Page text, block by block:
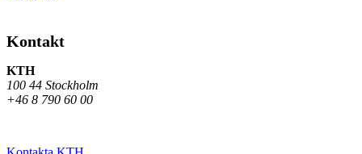
Kontakt
KTH
100 44 Stockholm
+46 8 790 60 00